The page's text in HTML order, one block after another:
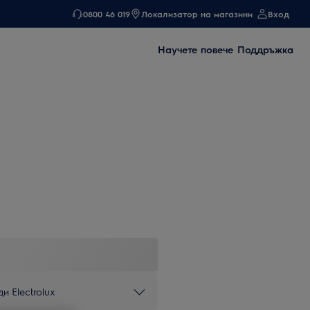
0800 46 019 Локализатор на магазини Вход
Научете повече Поддръжка
Electrolux